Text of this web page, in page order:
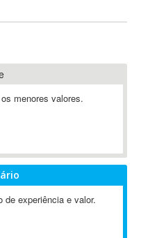
menores valores.
de experiência e valor.